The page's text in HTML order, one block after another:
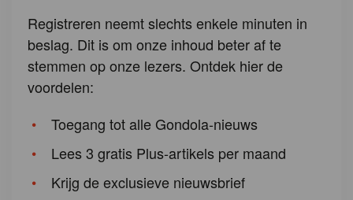
Registreren neemt slechts enkele minuten in
beslag. Dit is om onze inhoud beter af te
stemmen op onze lezers. Ontdek hier de
voordelen:
Toegang tot alle Gondola-nieuws
Lees 3 gratis Plus-artikels per maand
Krijg de exclusieve nieuwsbrief